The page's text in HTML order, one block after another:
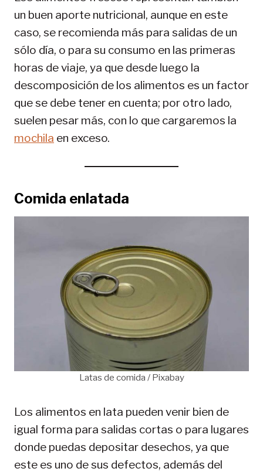
un buen aporte nutricional, aunque en este
caso, se recomienda más para salidas de un
sólo día, o para su consumo en las primeras
horas de viaje, ya que desde luego la
descomposición de los alimentos es un factor
que se debe tener en cuenta; por otro lado,
suelen pesar más, con lo que cargaremos la
mochila en exceso.
Comida enlatada
Latas de comida / Pixabay
Los alimentos en lata pueden venir bien de
igual forma para salidas cortas o para lugares
donde puedas depositar desechos, ya que
este es uno de sus defectos, además del